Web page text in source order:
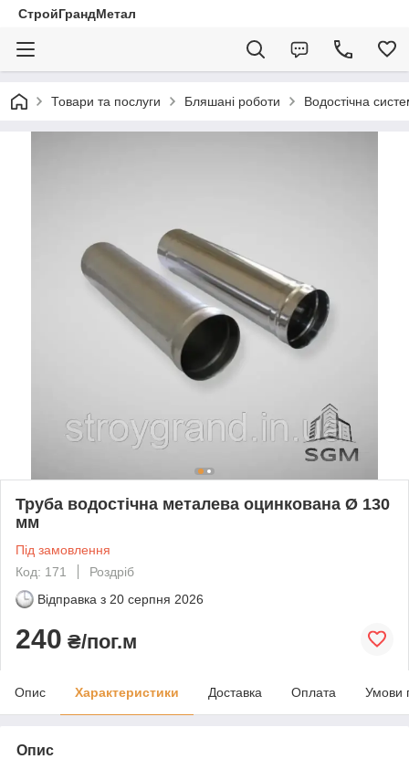
СтройГрандМетал
Товари та послуги Бляшані роботи Водостічна
Труба водостічна металева оцинкована Ø 130
мм
Під замовлення
Код: 171
Роздріб
Відправка з 20 серпня 2026
240 ₴/пог.м
Опис Характеристики Доставка Оплата Умови
Опис